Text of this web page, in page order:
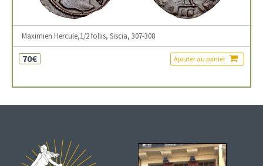
Maximien Hercule,1/2 follis, Siscia, 307-308
70€ Ajouter au panier